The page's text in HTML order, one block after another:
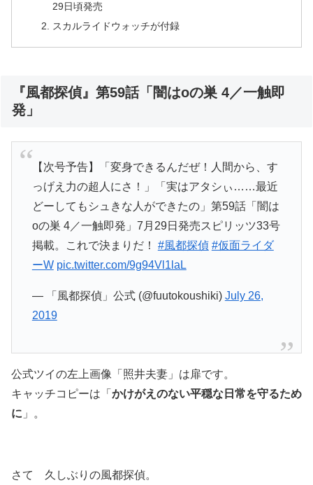
29日頃発売
スカルライドウォッチが付録
『風都探偵』第59話「闇はoの巣 4／一触即
発」
【次号予告】「変身できるんだぜ！人間から、す
っげえ力の超人にさ！」「実はアタシぃ……最近
どーしてもシュきな人ができたの」第59話「闇は
oの巣 4／一触即発」7月29日発売スピリッツ33号
掲載。これで決まりだ！ #風都探偵 #仮面ライダ
ーW pic.twitter.com/9g94Vl1laL
— 「風都探偵」公式 (@fuutokoushiki) July 26,
2019
公式ツイの左上画像「照井夫妻」は扉です。
キャッチコピーは「 かけがえのない平穏な日常を守るため
に 」。
さて 久しぶりの風都探偵。